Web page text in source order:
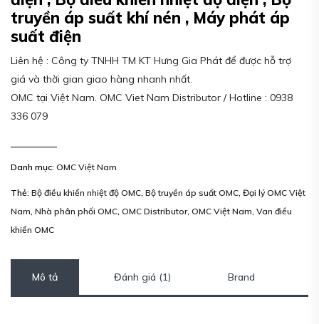
truyền áp suất khí nén , Máy phát áp
suất điện
Liên hệ : Công ty TNHH TM KT Hưng Gia Phát để được hỗ trợ
giá và thời gian giao hàng nhanh nhất.
OMC tại Việt Nam. OMC Viet Nam Distributor / Hotline : 0938
336 079
Danh mục: OMC Việt Nam
Thẻ: Bộ điều khiển nhiệt độ OMC Bộ truyền áp suất OMC Đại lý OMC Việt
Nam Nhà phân phối OMC OMC Distributor, OMC Việt Nam Van điều
khiển OMC
Mô tả Đánh giá (1) Brand